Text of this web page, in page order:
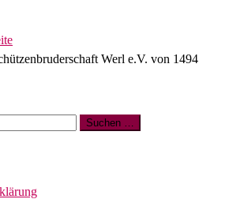
Werl e.V. von 1494
Suchen …